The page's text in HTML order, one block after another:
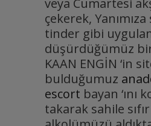
çekerek,
tinder gibi
düşürdüğümüz
KAAN ENGİN ‘in
bulduğumuz
escort bayan ‘ını
takarak sahile